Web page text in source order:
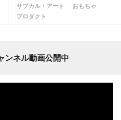
サブカル・アート
おもちゃ
プロダクト
ンネル動画公開中